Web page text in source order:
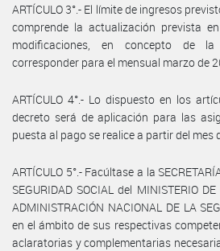
ARTÍCULO 3°.- El límite de ingresos
comprende la actualización prevista
modificaciones, en concepto de
corresponder para el mensual marzo de
ARTÍCULO 4°.- Lo dispuesto en los
decreto será de aplicación para las
puesta al pago se realice a partir del mes
ARTÍCULO 5°.- Facúltase a la
SEGURIDAD SOCIAL del MINISTERIO
ADMINISTRACIÓN NACIONAL DE LA
en el ámbito de sus respectivas
aclaratorias y complementarias